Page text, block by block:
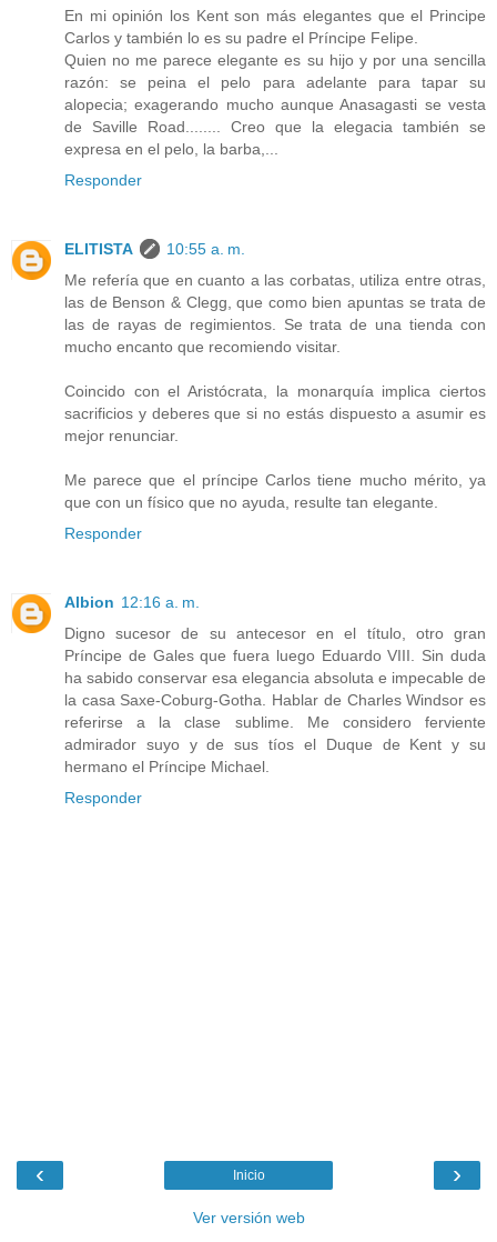
En mi opinión los Kent son más elegantes que el Principe
Carlos y también lo es su padre el Príncipe Felipe.
Quien no me parece elegante es su hijo y por una sencilla
razón: se peina el pelo para adelante para tapar su
alopecia; exagerando mucho aunque Anasagasti se vesta
de Saville Road........ Creo que la elegacia también se
expresa en el pelo, la barba,...
Responder
ELITISTA
10:55 a. m.
Me refería que en cuanto a las corbatas, utiliza entre otras,
las de Benson & Clegg, que como bien apuntas se trata de
las de rayas de regimientos. Se trata de una tienda con
mucho encanto que recomiendo visitar.
Coincido con el Aristócrata, la monarquía implica ciertos
sacrificios y deberes que si no estás dispuesto a asumir es
mejor renunciar.
Me parece que el príncipe Carlos tiene mucho mérito, ya
que con un físico que no ayuda, resulte tan elegante.
Responder
Albion 12:16 a. m.
Digno sucesor de su antecesor en el título, otro gran
Príncipe de Gales que fuera luego Eduardo VIII. Sin duda
ha sabido conservar esa elegancia absoluta e impecable de
la casa Saxe-Coburg-Gotha. Hablar de Charles Windsor es
referirse a la clase sublime. Me considero ferviente
admirador suyo y de sus tíos el Duque de Kent y su
hermano el Príncipe Michael.
Responder
‹ ›
Inicio
Ver versión web